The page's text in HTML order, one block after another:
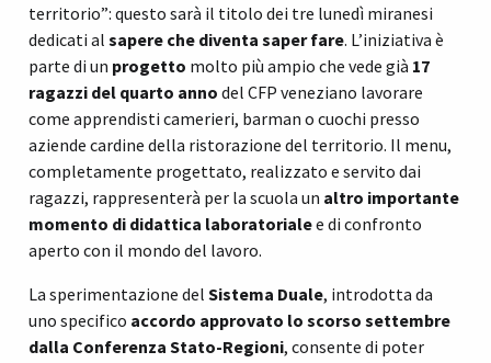
territorio”: questo sarà il titolo dei tre lunedì miranesi
dedicati al sapere che diventa saper fare. L’iniziativa è
parte di un progetto molto più ampio che vede già 17
ragazzi del quarto anno del CFP veneziano lavorare
come apprendisti camerieri, barman o cuochi presso
aziende cardine della ristorazione del territorio. Il menu,
completamente progettato, realizzato e servito dai
ragazzi, rappresenterà per la scuola un altro importante
momento di didattica laboratorialee di confronto
aperto con il mondo del lavoro.
La sperimentazione del Sistema Duale, introdotta da
uno specifico accordo approvato lo scorso settembre
dalla Conferenza Stato-Regioni, consente di poter